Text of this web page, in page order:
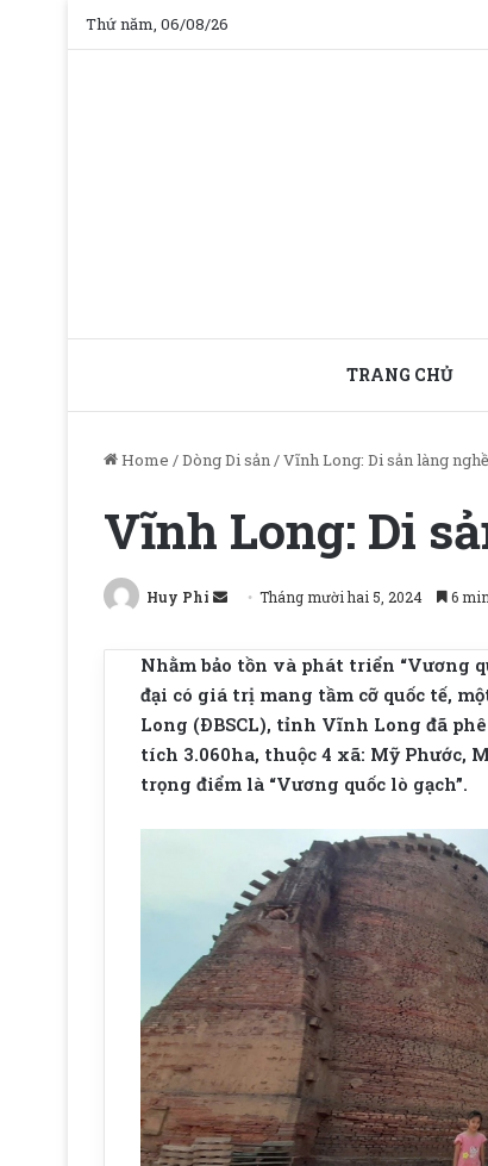
Thứ năm, 06/08/26
TRANG CHỦ
Home /Dòng Di sản/Vĩnh Long: Di sản làng
Vĩnh Long: Di
Huy Phi
Send
email
Tháng mười hai 5, 2024 6
Nhằm bảo tồn và phát triển “Vương
đại có giá trị mang tầm cỡ quốc tế,
Long (ÐBSCL), tỉnh Vĩnh Long đã
tích 3.060ha, thuộc 4 xã: Mỹ Phước,
trọng điểm là “Vương quốc lò gạch”.